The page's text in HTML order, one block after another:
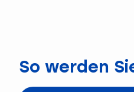
So werden